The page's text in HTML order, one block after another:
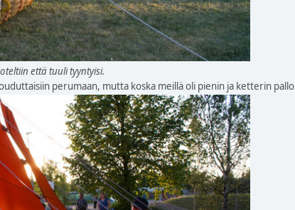
että tuuli tyyntyisi.
perumaan, mutta koska meillä oli pienin ja ketterin